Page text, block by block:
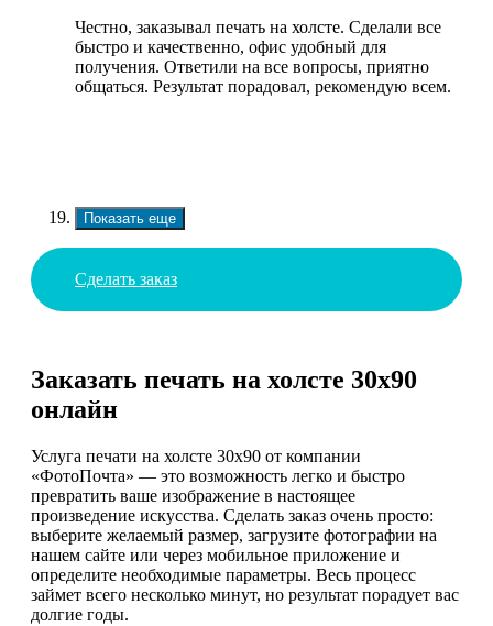
Честно, заказывал печать на холсте. Сделали все
быстро и качественно, офис удобный для
получения. Ответили на все вопросы, приятно
общаться. Результат порадовал, рекомендую всем.
Показать еще
Сделать заказ
Заказать печать на холсте 30х90
онлайн
Услуга печати на холсте 30x90 от компании
«ФотоПочта» — это возможность легко и быстро
превратить ваше изображение в настоящее
произведение искусства. Сделать заказ очень просто:
выберите желаемый размер, загрузите фотографии на
нашем сайте или через мобильное приложение и
определите необходимые параметры. Весь процесс
займет всего несколько минут, но результат порадует вас
долгие годы.